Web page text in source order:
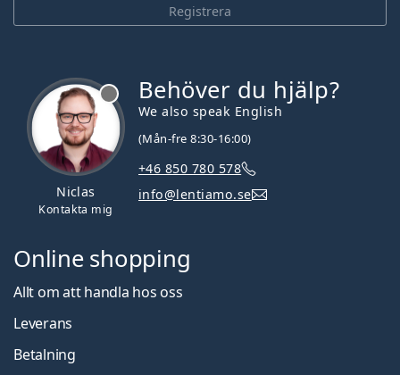
Registrera
Niclas
Kontakta mig
Behöver du hjälp?
We also speak English
(Mån-fre 8:30-16:00)
+46 850 780 578
info@lentiamo.se
Online shopping
Allt om att handla hos oss
Leverans
Betalning